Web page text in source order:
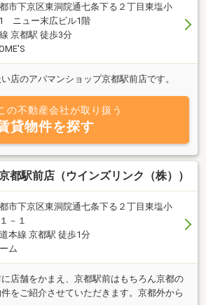
市下京区東洞院通七条下る２丁目東塩小
ニュー末広ビル1階
京都駅 徒歩3分
店のアパマンショップ京都駅前店です。
の不動産会社が取り扱う
貸物件を探す
都駅前店（ウインズリンク（株））
市下京区東洞院通七条下る２丁目東塩小
－１
道本線 京都駅 徒歩1分
ム
店舗をかまえ、京都駅前はもちろん京都の
をご紹介させていただきます。京都外から